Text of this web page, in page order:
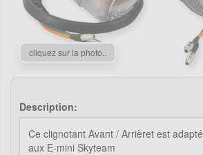
cliquez sur la photo..
Description:
Ce clignotant Avant / Arrièret est adapté
aux E-mini Skyteam